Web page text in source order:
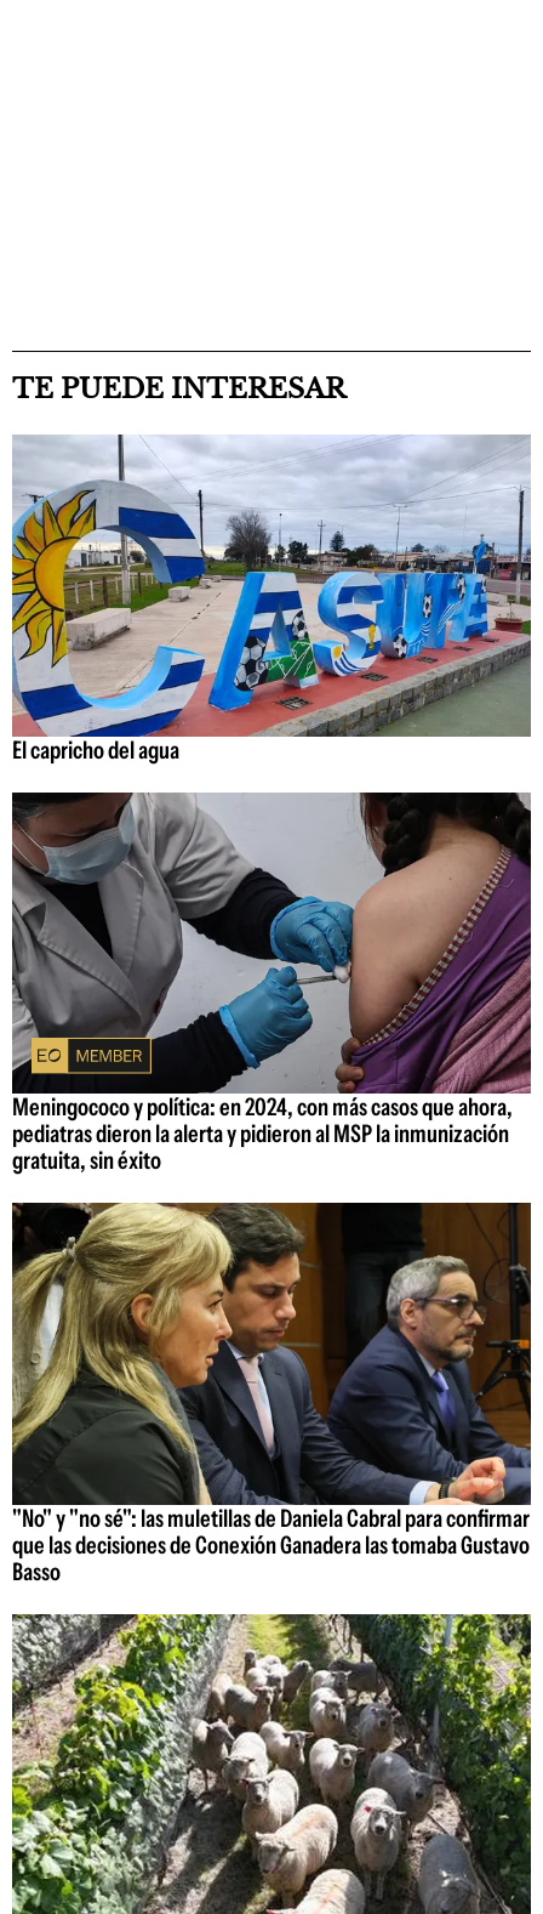
TE PUEDE INTERESAR
El capricho del agua
Meningococo y política: en 2024, con más casos que ahora,
pediatras dieron la alerta y pidieron al MSP la inmunización
gratuita, sin éxito
"No" y "no sé": las muletillas de Daniela Cabral para confirmar
que las decisiones de Conexión Ganadera las tomaba Gustavo
Basso